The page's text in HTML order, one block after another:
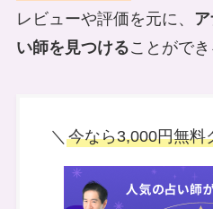
レビューや評価を元に、
い師を見つけることができ
＼ 今なら3,000円無料